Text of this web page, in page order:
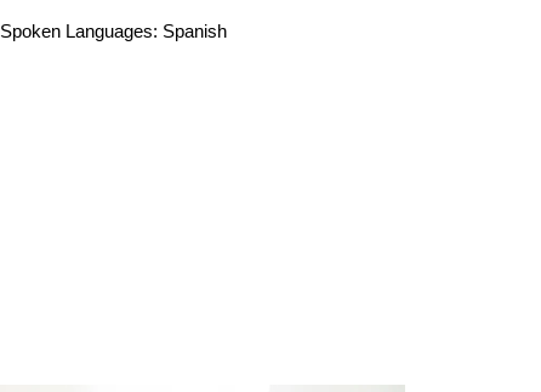
Spoken Languages: Spanish